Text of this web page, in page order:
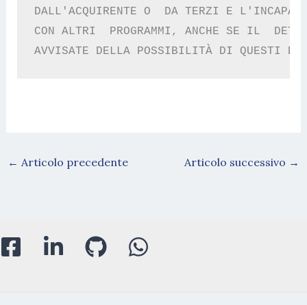
DALL'ACQUIRENTE O  DA TERZI E
CON ALTRI  PROGRAMMI, ANCHE SE IL
← Articolo precedente Articolo successivo →